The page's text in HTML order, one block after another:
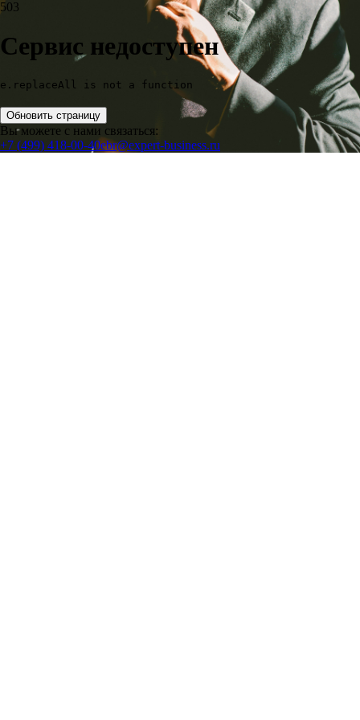
503
Сервис недоступен
e.replaceAll is not a function
Обновить страницу
Вы можете с нами связаться:
+7 (499) 418-00-40ebr@expert-business.ru